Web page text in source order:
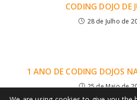
CODING DOJO DE
28 de Julho de
1 ANO DE CODING DOJOS
25 de Maio de